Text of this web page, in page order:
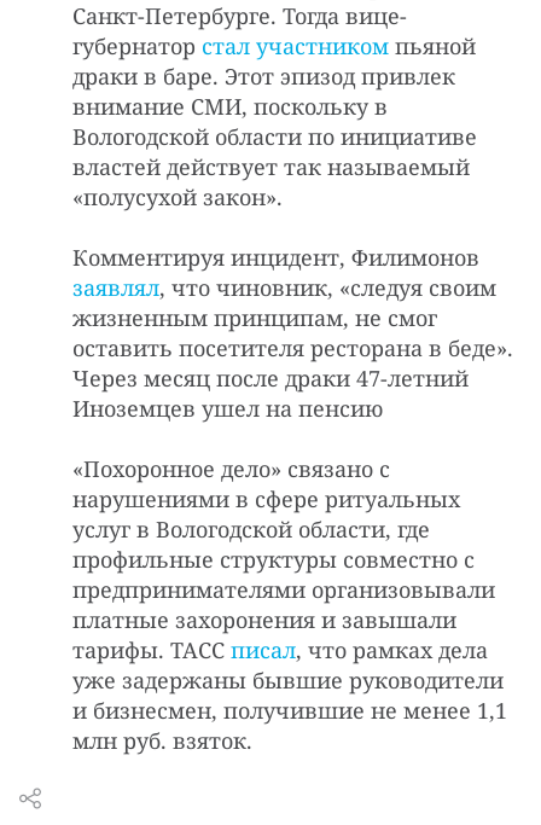
Санкт-Петербурге. Тогда вице-
губернатор стал участником пьяной
драки в баре. Этот эпизод привлек
внимание СМИ, поскольку в
Вологодской области по инициативе
властей действует так называемый
«полусухой закон».
Комментируя инцидент, Филимонов
заявлял, что чиновник, «следуя своим
жизненным принципам, не смог
оставить посетителя ресторана в беде».
Через месяц после драки 47-летний
Иноземцев ушел на пенсию
«Похоронное дело» связано с
нарушениями в сфере ритуальных
услуг в Вологодской области, где
профильные структуры совместно с
предпринимателями организовывали
платные захоронения и завышали
тарифы. ТАСС писал, что рамках дела
уже задержаны бывшие руководители
и бизнесмен, получившие не менее 1,1
млн руб. взяток.